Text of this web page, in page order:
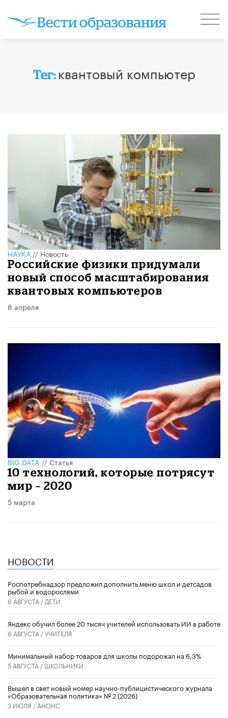
Тег: квантовый компьютер
НАУКА//Новость
Российские физики придумали
новый способ масштабирования
квантовых компьютеров
8 апреля
BIG DATA//Статья
10 технологий, которые потрясут
мир – 2020
5 марта
НОВОСТИ
Роспотребнадзор предложил дополнить меню школ и детсадов
рыбой и водорослями
6 АВГУСТА / ДЕТИ
​Яндекс обучил более 20 тысяч учителей использовать ИИ в работе
6 АВГУСТА /УЧИТЕЛЯ
Минимальный набор товаров для школы подорожал на 6,3%
5 АВГУСТА / ШКОЛЬНИКИ
Вышел в свет новый номер научно-публицистического журнала
«Образовательная политика» № 2 (2026)
3 ИЮЛЯ / АНОНС